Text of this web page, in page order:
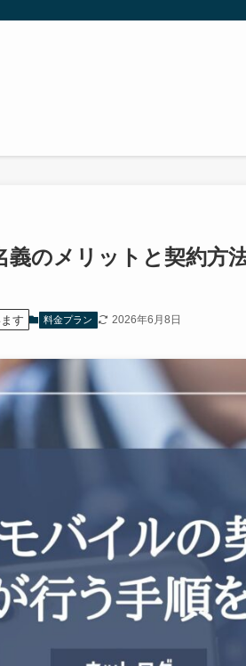
のメリットと契約方
す 料金プラン 2026年6月8日